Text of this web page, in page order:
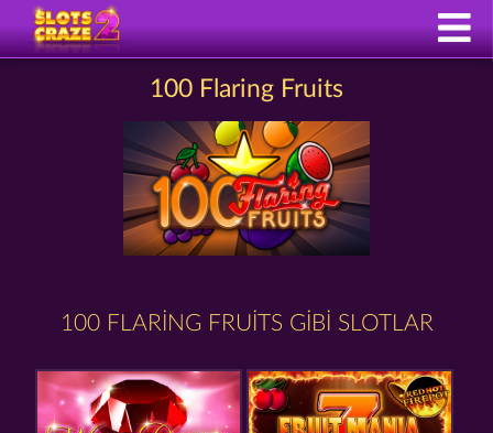
100 Flaring Fruits
100 FLARING FRUITS GIBI SLOTLAR